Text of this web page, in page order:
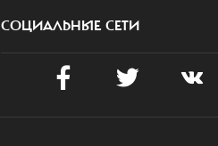
СОЦИАЛЬНЫЕ СЕТИ